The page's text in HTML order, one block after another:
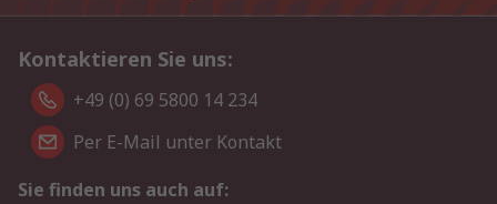
Kontaktieren Sie uns:
+49 (0) 69 5800 14 234
Per E-Mail unter Kontakt
Sie finden uns auch auf: